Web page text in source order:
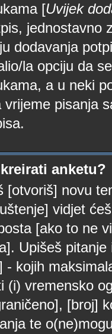
[Uvijek
jednostavno
dodavanja
la opciju da
a u neki
vrijeme pisanja
anketu?
[otvoriš] novu
vidjet
[ako to ne
Upišeš
- kojih
(i) vremensko
[broj]
te